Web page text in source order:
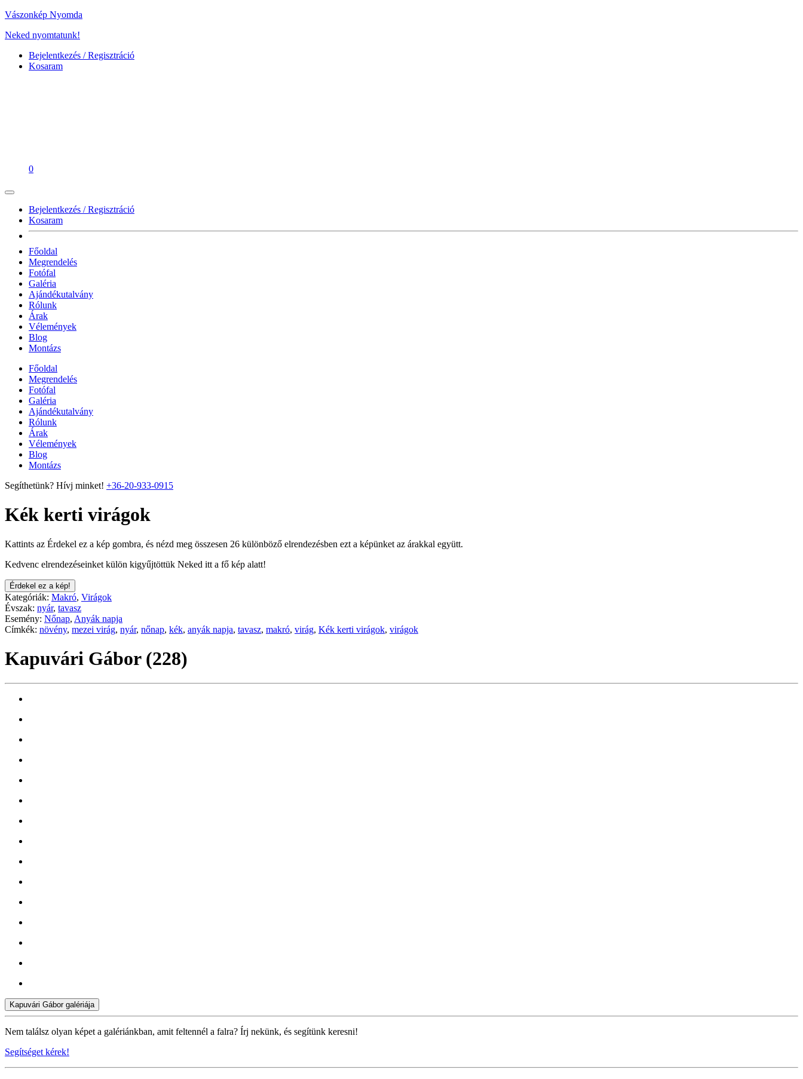
Vászonkép Nyomda
Neked nyomtatunk!
Bejelentkezés / Regisztráció
Kosaram
0
Bejelentkezés / Regisztráció
Kosaram
Főoldal
Megrendelés
Fotófal
Galéria
Ajándékutalvány
Rólunk
Árak
Vélemények
Blog
Montázs
Főoldal
Megrendelés
Fotófal
Galéria
Ajándékutalvány
Rólunk
Árak
Vélemények
Blog
Montázs
Segíthetünk? Hívj minket! +36-20-933-0915
Kék kerti virágok
Kattints az Érdekel ez a kép gombra, és nézd meg összesen 26 különböző elrendezésben ezt a képünket az árakkal együtt.
Kedvenc elrendezéseinket külön kigyűjtöttük Neked itt a fő kép alatt!
Érdekel ez a kép!
Kategóriák: Makró, Virágok
Évszak: nyár, tavasz
Esemény: Nőnap, Anyák napja
Címkék: növény, mezei virág, nyár, nőnap, kék, anyák napja, tavasz, makró, virág, Kék kerti virágok, virágok
Kapuvári Gábor (228)
Kapuvári Gábor galériája
Nem találsz olyan képet a galériánkban, amit feltennél a falra? Írj nekünk, és segítünk keresni!
Segítséget kérek!